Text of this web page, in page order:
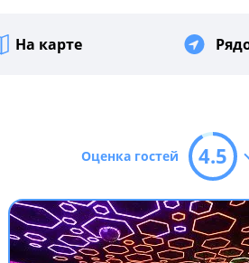
На карте
Оценка гостей 4.5